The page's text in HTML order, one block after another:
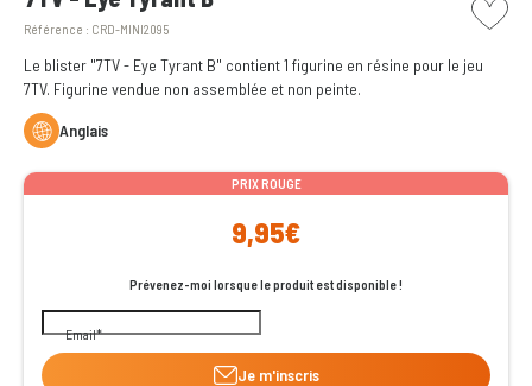
Référence : CRD-MINI2095
Le blister "7TV - Eye Tyrant B" contient 1 figurine en résine pour le jeu
7TV. Figurine vendue non assemblée et non peinte.
Anglais
PRIX ROUGE
9,95€
Prévenez-moi lorsque le produit est disponible !
Email
Je m'inscris